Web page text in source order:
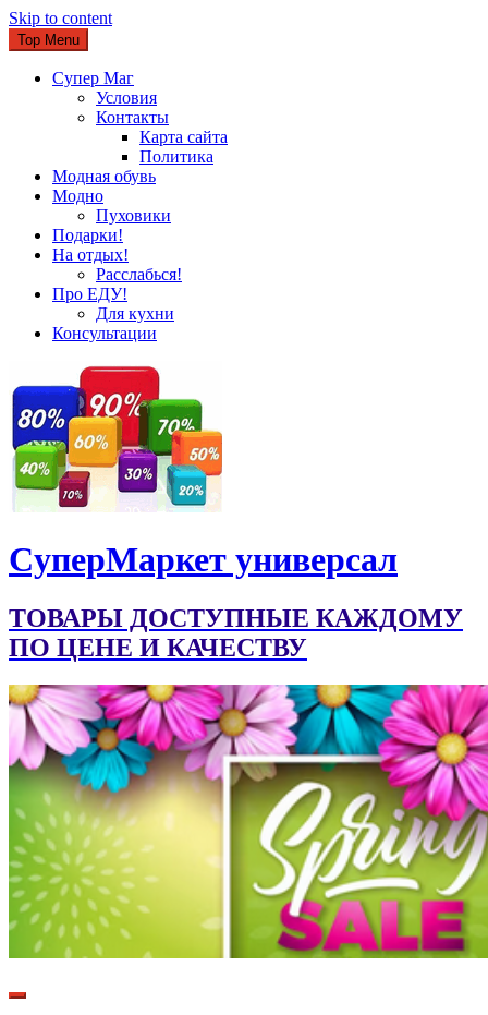
Skip to content
Top Menu
Супер Маг
Условия
Контакты
Карта сайта
Политика
Модная обувь
Модно
Пуховики
Подарки!
На отдых!
Расслабься!
Про ЕДУ!
Для кухни
Консультации
CуперМаркет универсал
ТОВАРЫ ДОСТУПНЫЕ КАЖДОМУ
ПО ЦЕНЕ И КАЧЕСТВУ